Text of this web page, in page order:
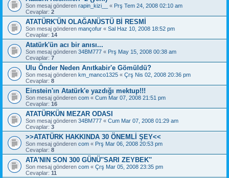
Son mesaj gönderen rapin_kizi__ « Prş Tem 24, 2008 02:10 am
Cevaplar: 2
ATATÜRK'ÜN OLAĞANÜSTÜ Bİ RESMİ
Son mesaj gönderen mançofur « Sal Haz 10, 2008 18:52 pm
Cevaplar: 14
Atatürk'ün acı bir anısı...
Son mesaj gönderen 34BM777 « Prş May 15, 2008 00:38 am
Cevaplar: 7
Ulu Önder Neden Anıtkabir'e Gömüldü?
Son mesaj gönderen km_manco1325 « Çrş Nis 02, 2008 20:36 pm
Cevaplar: 8
Einstein'ın Atatürk'e yazdığı mektup!!!
Son mesaj gönderen com « Cum Mar 07, 2008 21:51 pm
Cevaplar: 16
ATATÜRKÜN MEZAR ODASI
Son mesaj gönderen 34BM777 « Cum Mar 07, 2008 01:29 am
Cevaplar: 3
>>ATATÜRK HAKKINDA 30 ÖNEMLİ ŞEY<<
Son mesaj gönderen com « Prş Mar 06, 2008 20:53 pm
Cevaplar: 8
ATA'NIN SON 300 GÜNÜ''SARI ZEYBEK''
Son mesaj gönderen com « Çrş Mar 05, 2008 23:35 pm
Cevaplar: 11